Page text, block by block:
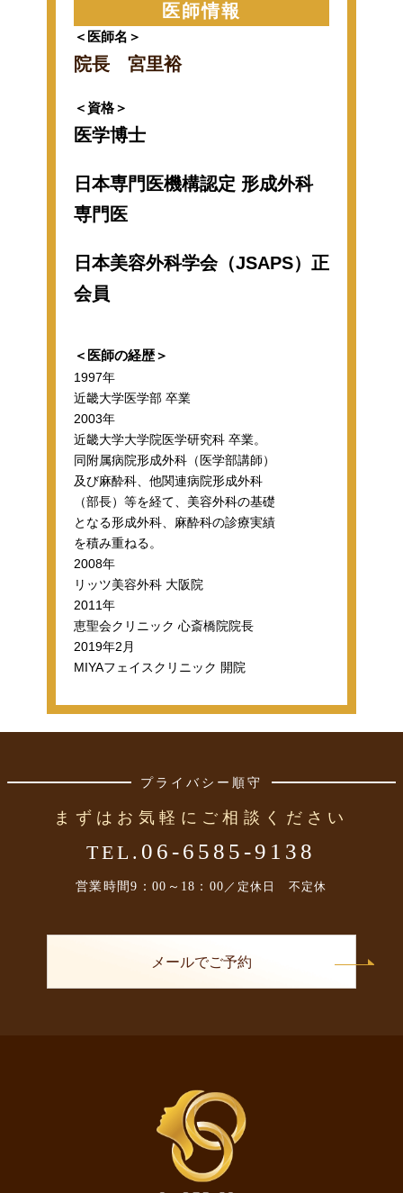
医師情報
＜医師名＞
院長 宮里裕
＜資格＞
医学博士
日本専門医機構認定 形成外科
専門医
日本美容外科学会（JSAPS）正
会員
＜医師の経歴＞
1997年
近畿大学医学部 卒業
2003年
近畿大学大学院医学研究科 卒業。
同附属病院形成外科（医学部講師）
及び麻酔科、他関連病院形成外科
（部長）等を経て、美容外科の基礎
となる形成外科、麻酔科の診療実績
を積み重ねる。
2008年
リッツ美容外科 大阪院
2011年
恵聖会クリニック 心斎橋院院長
2019年2月
MIYAフェイスクリニック 開院
プライバシー順守
まずはお気軽にご相談ください
TEL. 06-6585-9138
営業時間9：00～18：00 ／定休日 不定休
メールでご予約